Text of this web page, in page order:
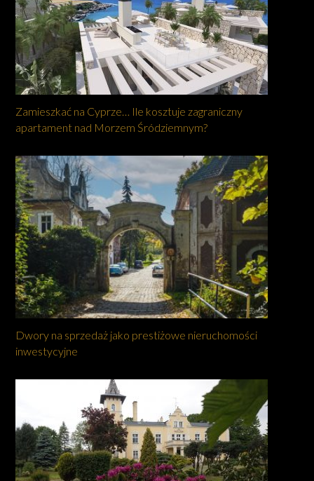
Zamieszkać na Cyprze… Ile kosztuje zagraniczny
apartament nad Morzem Śródziemnym?
Dwory na sprzedaż jako prestiżowe nieruchomości
inwestycyjne